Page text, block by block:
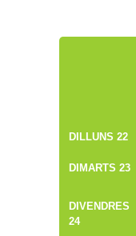
DILLUNS 22
DIMARTS 23
DIVENDRES
24